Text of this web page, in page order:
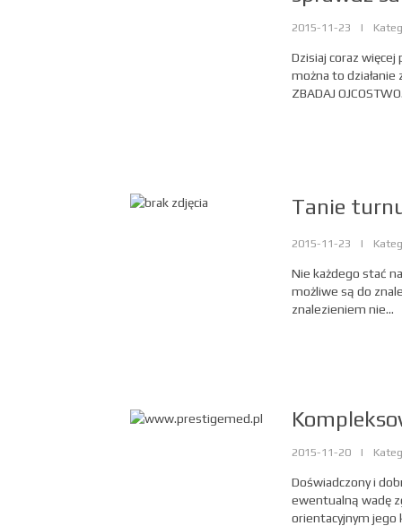
2015-11-23 |
Dzisiaj coraz
można to
ZBADAJ
Tanie
2015-11-23 |
Nie każdego stać
możliwe są do
znalezieniem nie...
2015-11-20 |
Doświadczony i
ewentualną wadę
orientacyjnym jego